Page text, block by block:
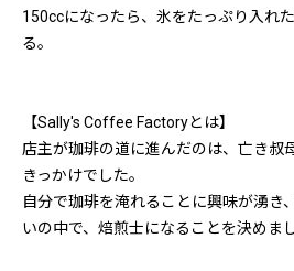
150ccになったら、氷をたっぷり入れ
る。
【Sally's Coffee Factoryとは】
店主が珈琲の道に進んだのは、亡き叔
きっかけでした。
自分で珈琲を淹れることに興味が湧き
いの中で、焙煎士になることを決めまし